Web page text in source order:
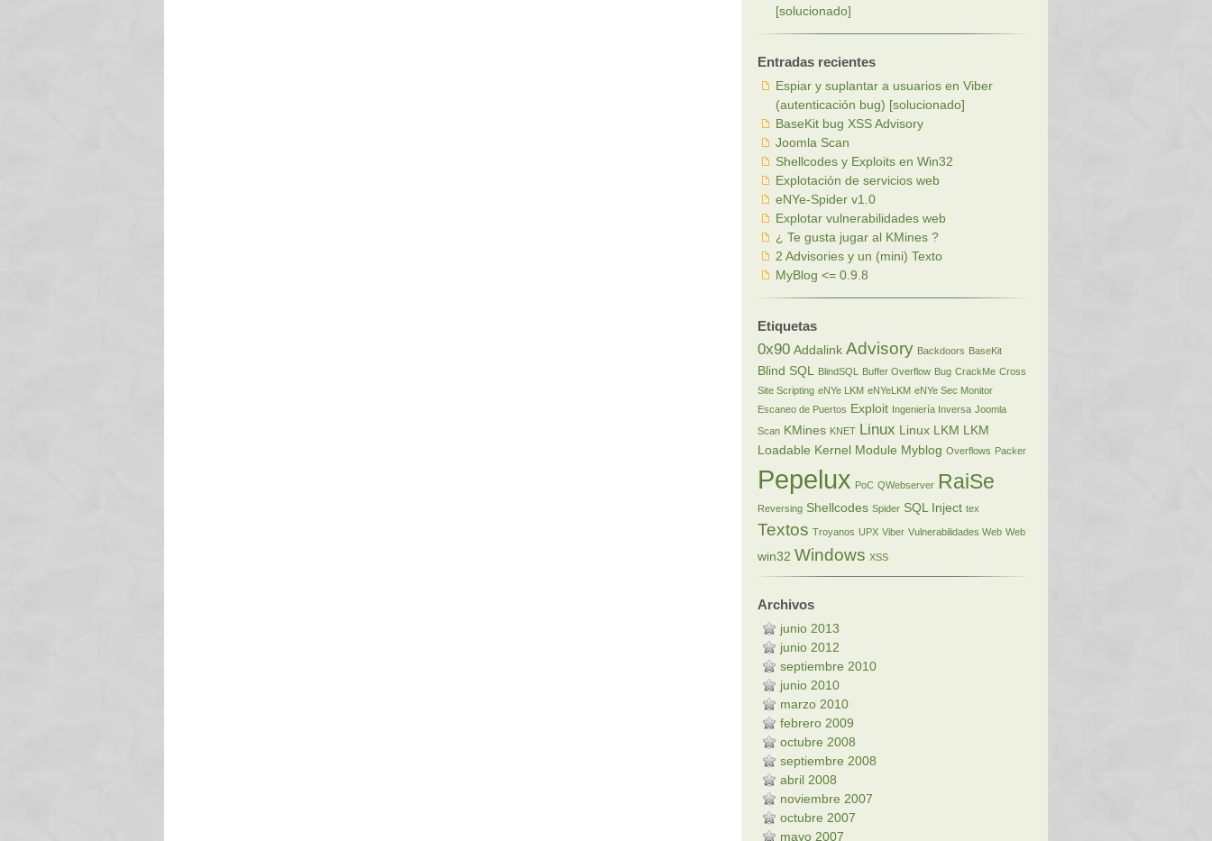
[solucionado]
Entradas recientes
Espiar y suplantar a usuarios en Viber
(autenticación bug) [solucionado]
BaseKit bug XSS Advisory
Joomla Scan
Shellcodes y Exploits en Win32
Explotación de servicios web
eNYe-Spider v1.0
Explotar vulnerabilidades web
¿ Te gusta jugar al KMines ?
2 Advisories y un (mini) Texto
MyBlog <= 0.9.8
Etiquetas
0x90 Addalink Advisory Backdoors BaseKit
Blind SQL BlindSQL Buffer Overflow Bug CrackMe Cross
Site Scripting eNYe LKM eNYeLKM eNYe Sec Monitor
Escaneo de Puertos Exploit Ingeniería Inversa Joomla
Scan KMines KNET Linux Linux LKM LKM
Loadable Kernel Module Myblog Overflows Packer
Pepelux PoC QWebserver RaiSe
Reversing Shellcodes Spider SQL Inject tex
Textos Troyanos UPX Viber Vulnerabilidades Web Web
win32 Windows XSS
Archivos
junio 2013
junio 2012
septiembre 2010
junio 2010
marzo 2010
febrero 2009
octubre 2008
septiembre 2008
abril 2008
noviembre 2007
octubre 2007
mayo 2007